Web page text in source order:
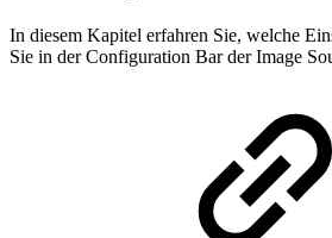
In diesem Kapitel erfahren Sie, welche
Sie in der Configuration Bar der Image